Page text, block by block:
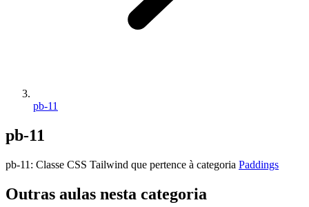
pb-11
pb-11
pb-11 : Classe CSS Tailwind que pertence à categoria Paddings
Outras aulas nesta categoria